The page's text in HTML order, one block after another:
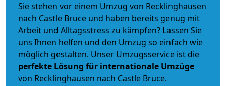
Sie stehen vor einem Umzug von Recklinghausen
nach Castle Bruce und haben bereits genug mit
Arbeit und Alltagsstress zu kämpfen? Lassen Sie
uns Ihnen helfen und den Umzug so einfach wie
möglich gestalten. Unser Umzugsservice ist die
perfekte Lösung für internationale Umzüge
von Recklinghausen nach Castle Bruce.